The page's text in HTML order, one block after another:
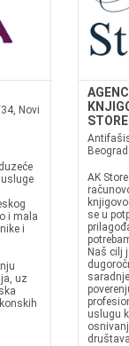
Novi
i mala
i
uz
STORE
Beograd
AK
se u
Naš cilj
uslugu